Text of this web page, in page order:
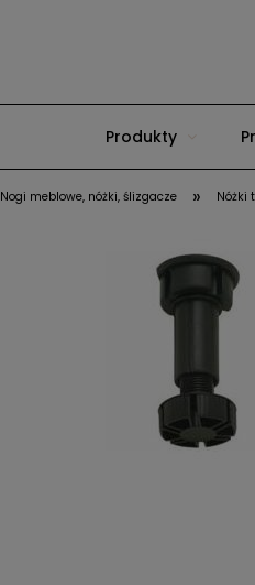
Produkty
Nogi meblowe, nóżki, ślizgacze » Nóżki